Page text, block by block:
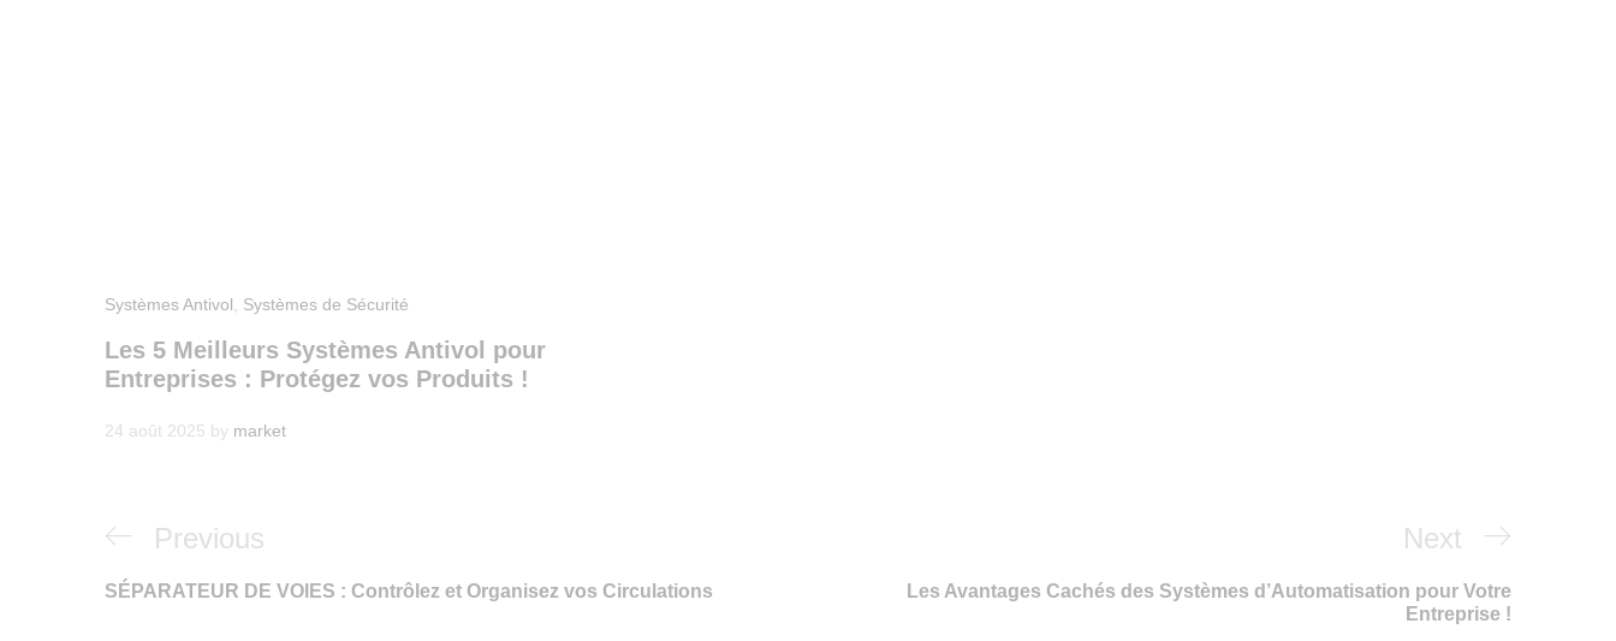
Systèmes Antivol, Systèmes de Sécurité
Les 5 Meilleurs Systèmes Antivol pour
Entreprises : Protégez vos Produits !
24 août 2025 by market
Navigation
de
Previous
Post
Previous
SÉPARATEUR DE VOIES : Contrôlez et Organisez vos Circulations
Next
Post
Next
Les Avantages Cachés des Systèmes d’Automatisation pour Votre
Entreprise !